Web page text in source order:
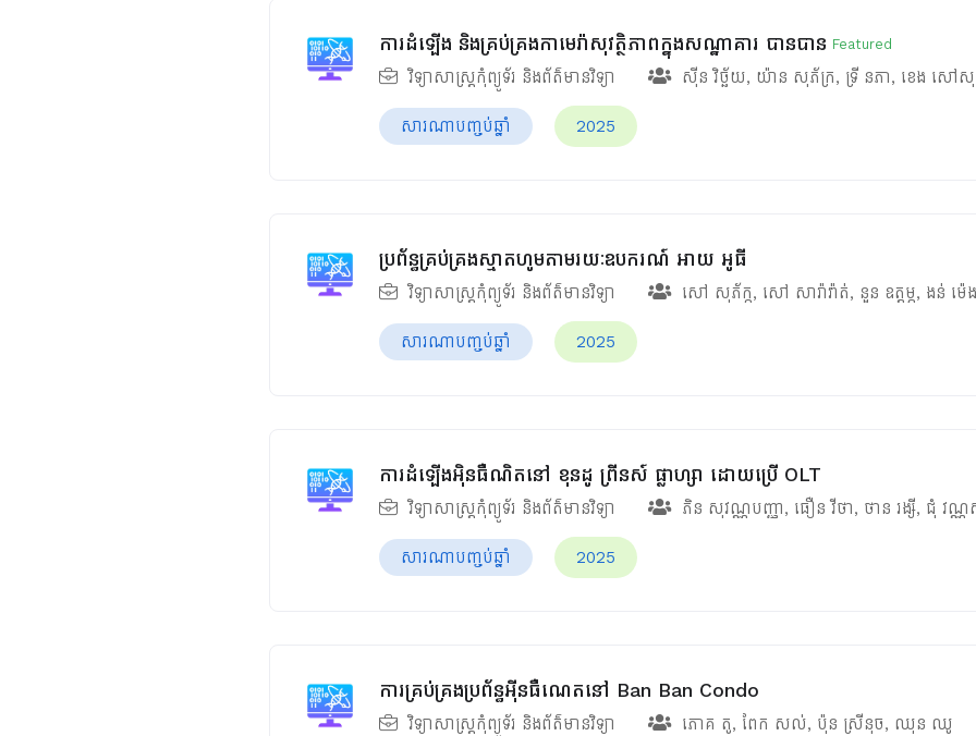
ការដំឡើង និងគ្រប់គ្រងកាមេរ៉ាសុវត្ថិភាពក្នុងសណ្ឋាគារ បានបាន Featured
វិទ្យាសាស្ត្រកុំព្យូទ័រ និងព័ត៌មានវិទ្យា ស៊ីន វិច្ឆ័យ, យ៉ាន សុភ័ក្រ, ទ្រី នភា, ខេង សៅសុ
សារណាបញ្ចប់ឆ្នាំ 2025
ប្រព័ន្ធគ្រប់គ្រងស្មាតហូមតាមរយៈឧបករណ៍ អាយ អូធី
វិទ្យាសាស្ត្រកុំព្យូទ័រ និងព័ត៌មានវិទ្យា សៅ សុភ័ក្ក, សៅ សារ៉ាវ៉ាត់, នួន ឧត្ដម្ភ, ងន់ ម៉េ
សារណាបញ្ចប់ឆ្នាំ 2025
ការដំឡើងអ៊ិនធឺណិតនៅ ខុនដូ ព្រីនស៍ ផ្លាហ្សា ដោយប្រើ OLT
វិទ្យាសាស្ត្រកុំព្យូទ័រ និងព័ត៌មានវិទ្យា ភិន សុវណ្ណបញ្ញា, ធឿន វីថា, ថាន រង្សី, ជុំ វណ្ណ
សារណាបញ្ចប់ឆ្នាំ 2025
ការគ្រប់គ្រងប្រព័ន្ធអ៊ីនធឺណេតនៅ Ban Ban Condo
វិទ្យាសាស្ត្រកុំព្យូទ័រ និងព័ត៌មានវិទ្យា ភោគ តូ, ពែក សល់, ប៉ុន ស្រីនុច, ឈុន ឈូ